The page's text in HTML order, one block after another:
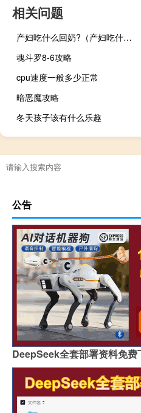
相关问题
产妇吃什么回奶?（产妇吃什么回奶）
魂斗罗8-6攻略
cpu速度一般多少正常
暗恶魔攻略
冬天孩子该有什么乐趣
公告
DeepSeek全套部署资料免费